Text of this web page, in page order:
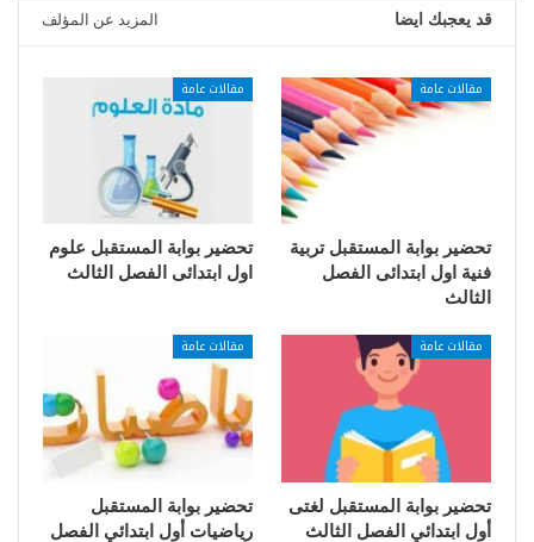
قد يعجبك ايضا المزيد عن المؤلف
مقالات عامة
تحضير بوابة المستقبل تربية
فنية اول ابتدائى الفصل
الثالث
مقالات عامة
تحضير بوابة المستقبل علوم
اول ابتدائى الفصل الثالث
مقالات عامة
تحضير بوابة المستقبل لغتى
أول ابتدائي الفصل الثالث
مقالات عامة
تحضير بوابة المستقبل
رياضيات أول ابتدائي الفصل